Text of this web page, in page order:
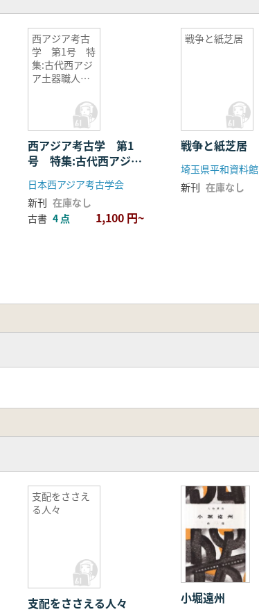
西アジア考古
学 第1号 特
集:古代西アジ
ア土器職人の
現期の土器生
西アジア考古学 第1
号 特集:古代西アジア
土器職人の世界 都市出
現期の土器生産
日本西アジア考古学会
新刊 在庫なし
古書 4 点 1,100 円~
戦争と紙芝居
戦争と紙芝居
埼玉県平和資料館
新刊 在庫なし
支配をささえ
る人々
支配をささえる人々 小堀遠州